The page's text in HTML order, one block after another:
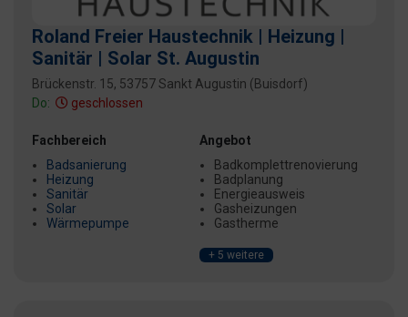
Roland Freier Haustechnik | Heizung |
Sanitär | Solar St. Augustin
Brückenstr. 15, 53757 Sankt Augustin (Buisdorf)
Do:
geschlossen
Fachbereich
Badsanierung
Heizung
Sanitär
Solar
Wärmepumpe
Angebot
Badkomplettrenovierung
Badplanung
Energieausweis
Gasheizungen
Gastherme
+ 5 weitere